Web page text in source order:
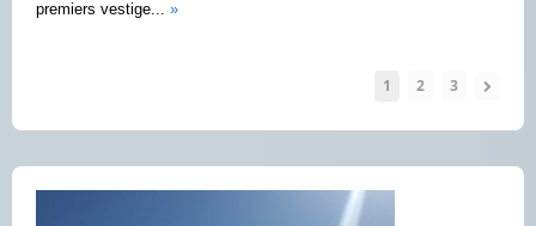
premiers vestige... »
1 2 3